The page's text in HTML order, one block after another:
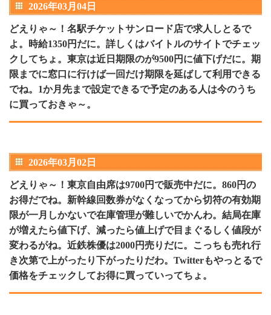
2026年03月04日
どえりゃ～！名駅チケットサンロード店で求人しとるで
よ。時給1350円だに。詳しくはバイトルのサイトでチェッ
クしてちょ。東京は近日期限のが9500円に値下げだに。期
限までに窓口に行けば一回だけ期限を延ばして利用できる
でね。1か月先まで設定できるで予定のある人は今のうち
に買っておきゃ～。
2026年03月02日
どえりゃ～！東京自由席は9700円で販売中だに。860円の
お得だでね。新幹線回数券がなくなってから切符の有効期
限が一月しかないで在庫管理が難しいでかんわ。結局在庫
が増えたら値下げ、減ったら値上げで目まぐるしく値段が
変わるがね。近鉄株優は2000円売りだに。こっちも売れ行
き次第で上がったり下がったりだわ。Twitterもやっとるで
価格をチェックしてお得に買っていってちょ。